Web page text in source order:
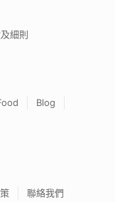
細則
Blog
聯絡我們